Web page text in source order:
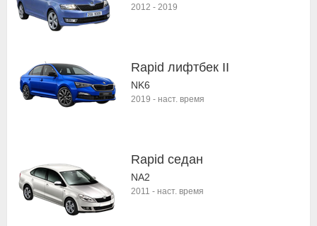
2012 - 2019
Rapid лифтбек II
NK6
2019 - наст. время
Rapid седан
NA2
2011 - наст. время